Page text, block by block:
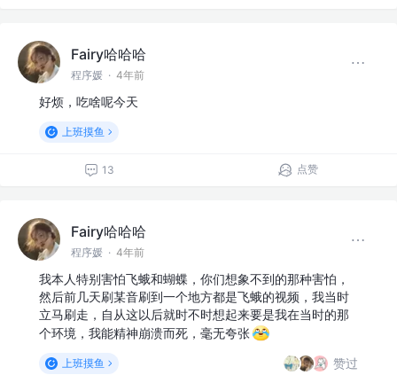
Fairy哈哈哈
程序媛 · 4年前
好烦，吃啥呢今天
上班摸鱼
13 点赞
Fairy哈哈哈
程序媛 · 4年前
我本人特别害怕飞蛾和蝴蝶，你们想象不到的那种害怕，
然后前几天刷某音刷到一个地方都是飞蛾的视频，我当时
立马刷走，自从这以后就时不时想起来要是我在当时的那
个环境，我能精神崩溃而死，毫无夸张
上班摸鱼 赞过